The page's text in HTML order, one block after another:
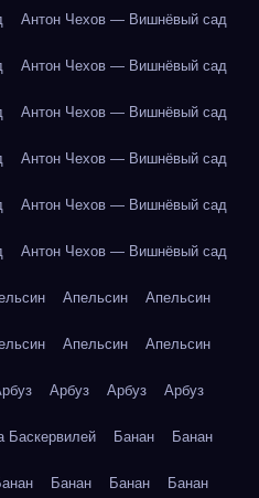
Антон Чехов — Вишнёвый сад
Антон Чехов — Вишнёвый сад
Антон Чехов — Вишнёвый сад
Антон Чехов — Вишнёвый сад
Антон Чехов — Вишнёвый сад
Антон Чехов — Вишнёвый сад
Апельсин Апельсин
Апельсин Апельсин
Арбуз Арбуз Арбуз
Баскервилей Банан Банан
Банан Банан Банан